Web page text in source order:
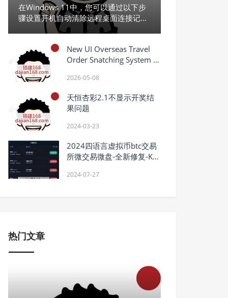
在Windows 11中，您可以通过以下步
骤设置开机自动清除远程桌面连接记
New UI Overseas Travel
Order Snatching System |
Reset
2026-05-08
天恒杏彩2.1不显示开奖结
果问题
2024-03-23
2024四语言虚拟币btc交易
所微交易微盘-全新修复-K线
2024-07-27
热门文章